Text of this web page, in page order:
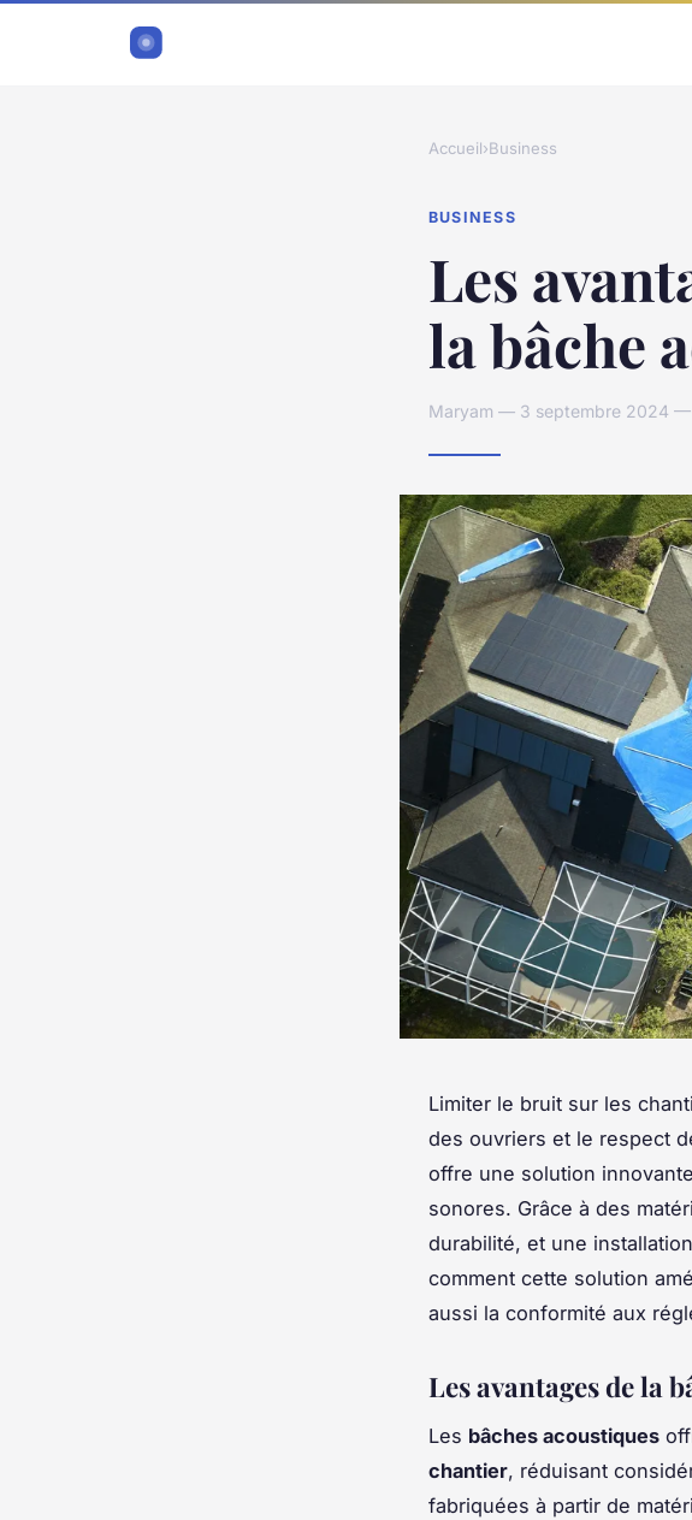
Accueil›Business
BUSINESS
Les
la bâche
Maryam — 3 septembre 2024 —
Limiter le bruit sur les
des ouvriers et le respect
offre une solution
sonores. Grâce à des
durabilité, et une
comment cette solution
aussi la conformité aux
Les avantages de la
Les bâches acoustiques
chantier, réduisant
fabriquées à partir de